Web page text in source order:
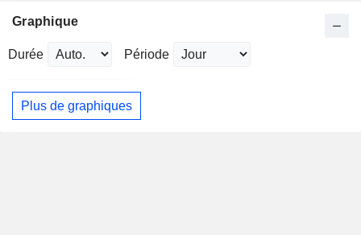
Graphique
Durée Période
Plus de graphiques